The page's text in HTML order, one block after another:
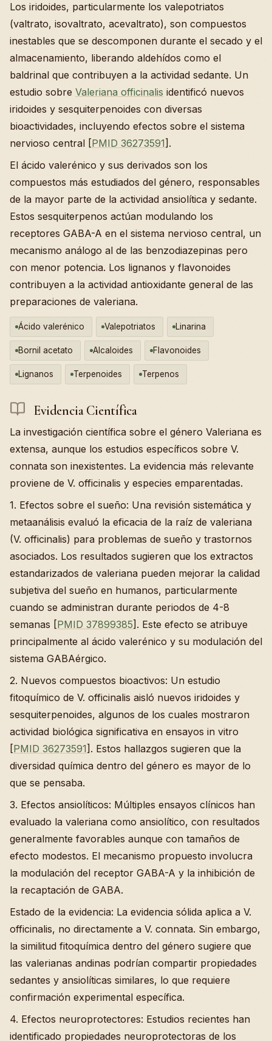
Los iridoides, particularmente los valepotriatos
(valtrato, isovaltrato, acevaltrato), son compuestos
inestables que se descomponen durante el secado y el
almacenamiento, liberando aldehídos como el
baldrinal que contribuyen a la actividad sedante. Un
estudio sobre Valeriana officinalis identificó nuevos
iridoides y sesquiterpenoides con diversas
bioactividades, incluyendo efectos sobre el sistema
nervioso central [PMID 36273591].
El ácido valerénico y sus derivados son los
compuestos más estudiados del género, responsables
de la mayor parte de la actividad ansiolítica y sedante.
Estos sesquiterpenos actúan modulando los
receptores GABA-A en el sistema nervioso central, un
mecanismo análogo al de las benzodiazepinas pero
con menor potencia. Los lignanos y flavonoides
contribuyen a la actividad antioxidante general de las
preparaciones de valeriana.
Ácido valerénico Valepotriatos Linarina
Bornil acetato Alcaloides Flavonoides
Lignanos Terpenoides Terpenos
Evidencia Científica
La investigación científica sobre el género Valeriana es
extensa, aunque los estudios específicos sobre V.
connata son inexistentes. La evidencia más relevante
proviene de V. officinalis y especies emparentadas.
1. Efectos sobre el sueño: Una revisión sistemática y
metaanálisis evaluó la eficacia de la raíz de valeriana
(V. officinalis) para problemas de sueño y trastornos
asociados. Los resultados sugieren que los extractos
estandarizados de valeriana pueden mejorar la calidad
subjetiva del sueño en humanos, particularmente
cuando se administran durante periodos de 4-8
semanas [PMID 37899385]. Este efecto se atribuye
principalmente al ácido valerénico y su modulación del
sistema GABAérgico.
2. Nuevos compuestos bioactivos: Un estudio
fitoquímico de V. officinalis aisló nuevos iridoides y
sesquiterpenoides, algunos de los cuales mostraron
actividad biológica significativa en ensayos in vitro
[PMID 36273591]. Estos hallazgos sugieren que la
diversidad química dentro del género es mayor de lo
que se pensaba.
3. Efectos ansiolíticos: Múltiples ensayos clínicos han
evaluado la valeriana como ansiolítico, con resultados
generalmente favorables aunque con tamaños de
efecto modestos. El mecanismo propuesto involucra
la modulación del receptor GABA-A y la inhibición de
la recaptación de GABA.
Estado de la evidencia: La evidencia sólida aplica a V.
officinalis, no directamente a V. connata. Sin embargo,
la similitud fitoquímica dentro del género sugiere que
las valerianas andinas podrían compartir propiedades
sedantes y ansiolíticas similares, lo que requiere
confirmación experimental específica.
4. Efectos neuroprotectores: Estudios recientes han
identificado propiedades neuroprotectoras de los